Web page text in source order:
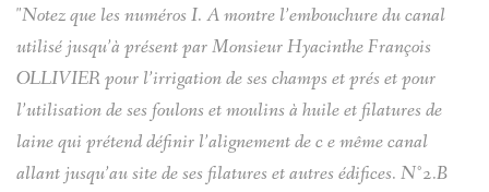
"Notez que les numéros I. A montre l’embouchure du canal
utilisé jusqu’à présent par Monsieur Hyacinthe François
OLLIVIER pour l’irrigation de ses champs et prés et pour
l’utilisation de ses foulons et moulins à huile et filatures de
laine qui prétend définir l’alignement de c e même canal
allant jusqu’au site de ses filatures et autres édifices. N°2.B